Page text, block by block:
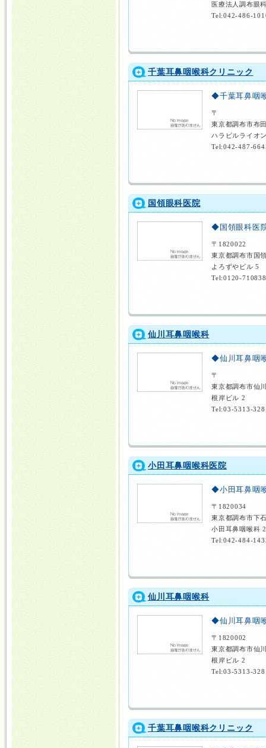
医療法人調布眼
Tel:042-486-
千葉耳鼻咽喉科クリニック
◆千葉耳鼻咽
〒
東京都調布市布
ハラビルライオ
Tel:042-487-
国領眼科医院
◆国領眼科医
〒1820022
東京都調布市国
よろずやビル 5
Tel:0120-710838
仙川耳鼻咽喉科
◆仙川耳鼻咽
〒
東京都調布市仙
根岸ビル 2
Tel:03-5313-
小田耳鼻咽喉科医院
◆小田耳鼻咽
〒1820034
東京都調布市下
小田耳鼻咽喉科
Tel:042-484-
仙川耳鼻咽喉科
◆仙川耳鼻咽
〒1820002
東京都調布市仙
根岸ビル 2
Tel:03-5313-
千葉耳鼻咽喉科クリニック